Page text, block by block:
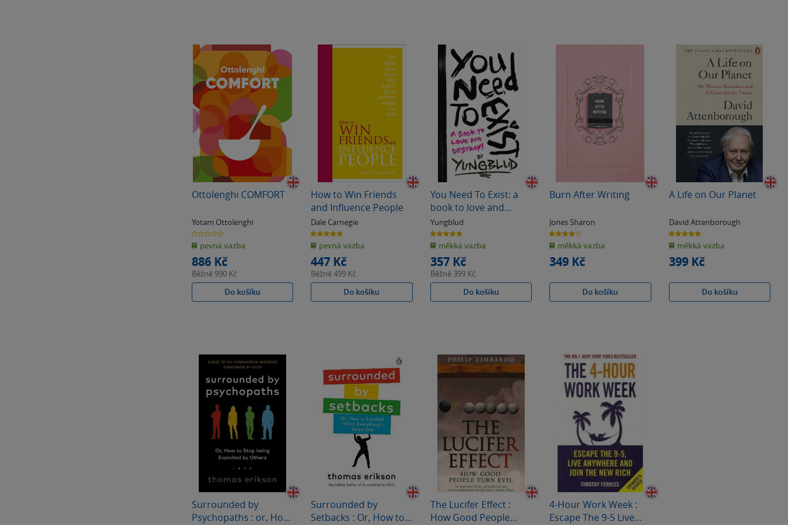
Ottolenghi COMFORT
Yotam Ottolenghi
0.0
z
5
hvězdiček
pevná vazba
886 Kč
Běžně 990 Kč
Do košíku
How to Win Friends
and Influence People
Dale Carnegie
4.8
z
5
hvězdiček
pevná vazba
447 Kč
Běžně499 Kč
Do košíku
You Need To Exist: a
book to love and
destroy
Yungblud
5.0
z
5
hvězdiček
měkká vazba
357 Kč
Běžně 399 Kč
Do košíku
Burn After Writing
Jones Sharon
4.0
z
5
hvězdiček
měkká vazba
349 Kč
Do košíku
A Life on Our Planet
David Attenborough
5.0
z
5
hvězdiček
měkká vazba
399 Kč
Do košíku
Surrounded by
Psychopaths : or, How
Surrounded by
Setbacks : Or, How to
The Lucifer Effect :
How Good People
4-Hour Work Week :
Escape The 9-5 Live